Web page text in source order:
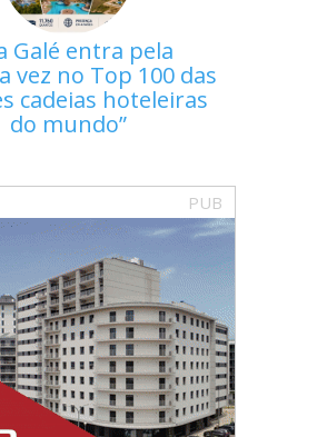
Galé entra pela
vez no Top 100 das
cadeias hoteleiras
do mundo
PUB